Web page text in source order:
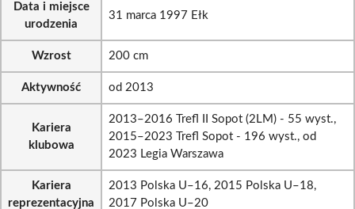
Data i miejsce
urodzenia
31 marca 1997 Ełk
Wzrost 200 cm
Aktywność od 2013
Kariera
klubowa
2013–2016 Trefl II Sopot (2LM) - 55 wyst.,
2015–2023 Trefl Sopot - 196 wyst., od
2023 Legia Warszawa
Kariera
reprezentacyjna
2013 Polska U–16, 2015 Polska U–18,
2017 Polska U–20